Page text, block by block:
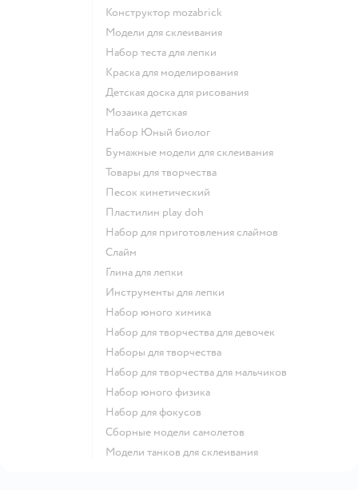
Конструктор mozabrick
Модели для склеивания
Набор теста для лепки
Краска для моделирования
Детская доска для рисования
Мозаика детская
набор Юный биолог
Бумажные модели для склеивания
Товары для творчества
Песок кинетический
Пластилин play doh
Набор для приготовления слаймов
Слайм
Глина для лепки
Инструменты для лепки
Набор юного химика
Набор для творчества для девочек
Наборы для творчества
Набор для творчества для мальчиков
Набор юного физика
Набор для фокусов
Сборные модели самолетов
Модели танков для склеивания